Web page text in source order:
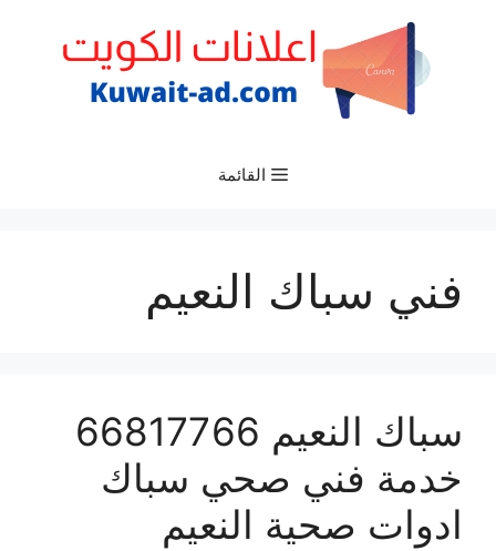
القائمة
فني سباك النعيم
سباك النعيم 66817766
خدمة فني صحي سباك
ادوات صحية النعيم